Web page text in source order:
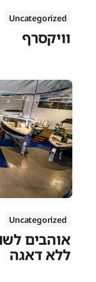
Uncategorized
וויקסרף
Uncategorized
אוהבים
ללא דאגה